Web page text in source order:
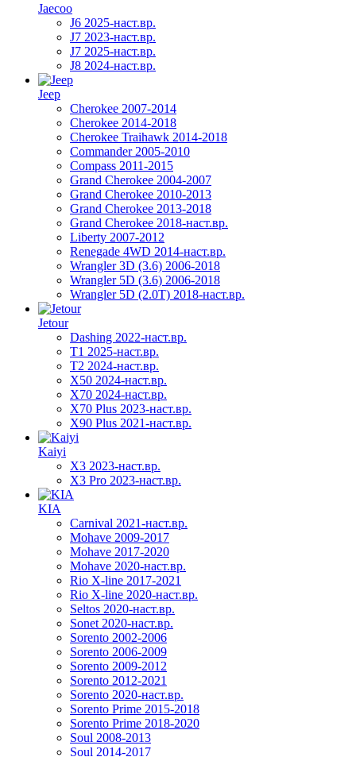
Jaecoo
J6 2025-наст.вр.
J7 2023-наст.вр.
J7 2025-наст.вр.
J8 2024-наст.вр.
Jeep
Cherokee 2007-2014
Cherokee 2014-2018
Cherokee Traihawk 2014-2018
Commander 2005-2010
Compass 2011-2015
Grand Cherokee 2004-2007
Grand Cherokee 2010-2013
Grand Cherokee 2013-2018
Grand Cherokee 2018-наст.вр.
Liberty 2007-2012
Renegade 4WD 2014-наст.вр.
Wrangler 3D (3.6) 2006-2018
Wrangler 5D (3.6) 2006-2018
Wrangler 5D (2.0T) 2018-наст.вр.
Jetour
Dashing 2022-наст.вр.
T1 2025-наст.вр.
T2 2024-наст.вр.
X50 2024-наст.вр.
X70 2024-наст.вр.
X70 Plus 2023-наст.вр.
X90 Plus 2021-наст.вр.
Kaiyi
X3 2023-наст.вр.
X3 Pro 2023-наст.вр.
KIA
Carnival 2021-наст.вр.
Mohave 2009-2017
Mohave 2017-2020
Mohave 2020-наст.вр.
Rio X-line 2017-2021
Rio X-line 2020-наст.вр.
Seltos 2020-наст.вр.
Sonet 2020-наст.вр.
Sorento 2002-2006
Sorento 2006-2009
Sorento 2009-2012
Sorento 2012-2021
Sorento 2020-наст.вр.
Sorento Prime 2015-2018
Sorento Prime 2018-2020
Soul 2008-2013
Soul 2014-2017